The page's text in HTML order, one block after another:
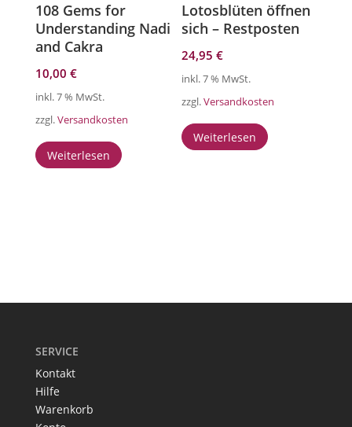
108 Gems for
Understanding Nadi
and Cakra
10,00 €
inkl. 7 % MwSt.
zzgl.Versandkosten
Weiterlesen
Lotosblüten öffnen
sich – Restposten
24,95€
inkl. 7 % MwSt.
zzgl.Versandkosten
Weiterlesen
SERVICE
Kontakt
Hilfe
Warenkorb